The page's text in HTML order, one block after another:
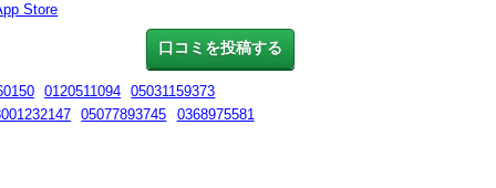
口コミを投稿する
Store
0120511094
05031159373
05077893745
0368975581